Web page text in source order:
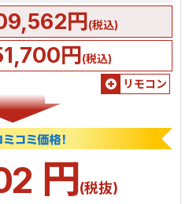
円(税込)
円(税込)
リモコン
円(税抜)